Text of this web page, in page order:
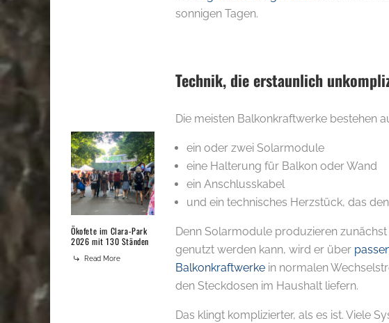
Ökofete im Clara-Park
2026 mit 130 Ständen
Read More
sonnigen Tagen.
Technik, die erstaunlich
Die meisten Balkonkraftwerke bestehen
ein oder zwei Solarmodule
eine Halterung für Balkon oder Wand
ein Anschlusskabel
und ein technisches Herzstück, das
Denn Solarmodule produzieren
genutzt werden kann, wird er über
Balkonkraftwerke in normalen
den Steckdosen im Haushalt liefern.
Das klingt komplizierter, als es ist. Viele